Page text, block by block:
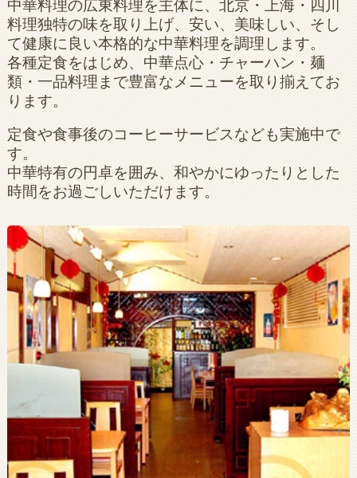
中華料理の広東料理を主体に、北京・上海・四川
料理独特の味を取り上げ、安い、美味しい、そし
て健康に良い本格的な中華料理を調理します。
各種定食をはじめ、中華点心・チャーハン・麺
類・一品料理まで豊富なメニューを取り揃えてお
ります。
定食や食事後のコーヒーサービスなども実施中で
す。
中華特有の円卓を囲み、和やかにゆったりとした
時間をお過ごしいただけます。